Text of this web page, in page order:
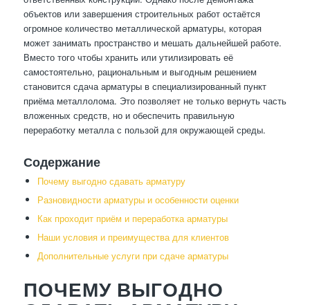
объектов или завершения строительных работ остаётся
огромное количество металлической арматуры, которая
может занимать пространство и мешать дальнейшей работе.
Вместо того чтобы хранить или утилизировать её
самостоятельно, рациональным и выгодным решением
становится сдача арматуры в специализированный пункт
приёма металлолома. Это позволяет не только вернуть часть
вложенных средств, но и обеспечить правильную
переработку металла с пользой для окружающей среды.
Содержание
Почему выгодно сдавать арматуру
Разновидности арматуры и особенности оценки
Как проходит приём и переработка арматуры
Наши условия и преимущества для клиентов
Дополнительные услуги при сдаче арматуры
ПОЧЕМУ ВЫГОДНО